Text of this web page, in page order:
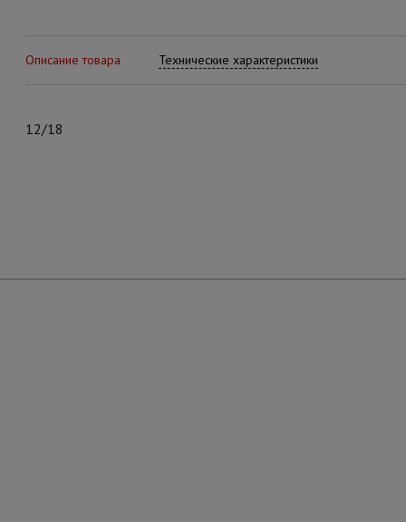
Описание товара Технические характеристики
12/18